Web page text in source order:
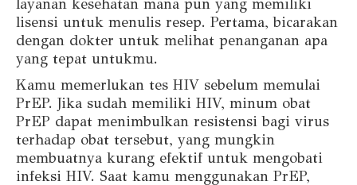
layanan kesehatan mana pun yang memiliki
lisensi untuk menulis resep. Pertama, bicarakan
dengan dokter untuk melihat penanganan apa
yang tepat untukmu.
Kamu memerlukan tes HIV sebelum memulai
PrEP. Jika sudah memiliki HIV, minum obat
PrEP dapat menimbulkan resistensi bagi virus
terhadap obat tersebut, yang mungkin
membuatnya kurang efektif untuk mengobati
infeksi HIV. Saat kamu menggunakan PrEP,